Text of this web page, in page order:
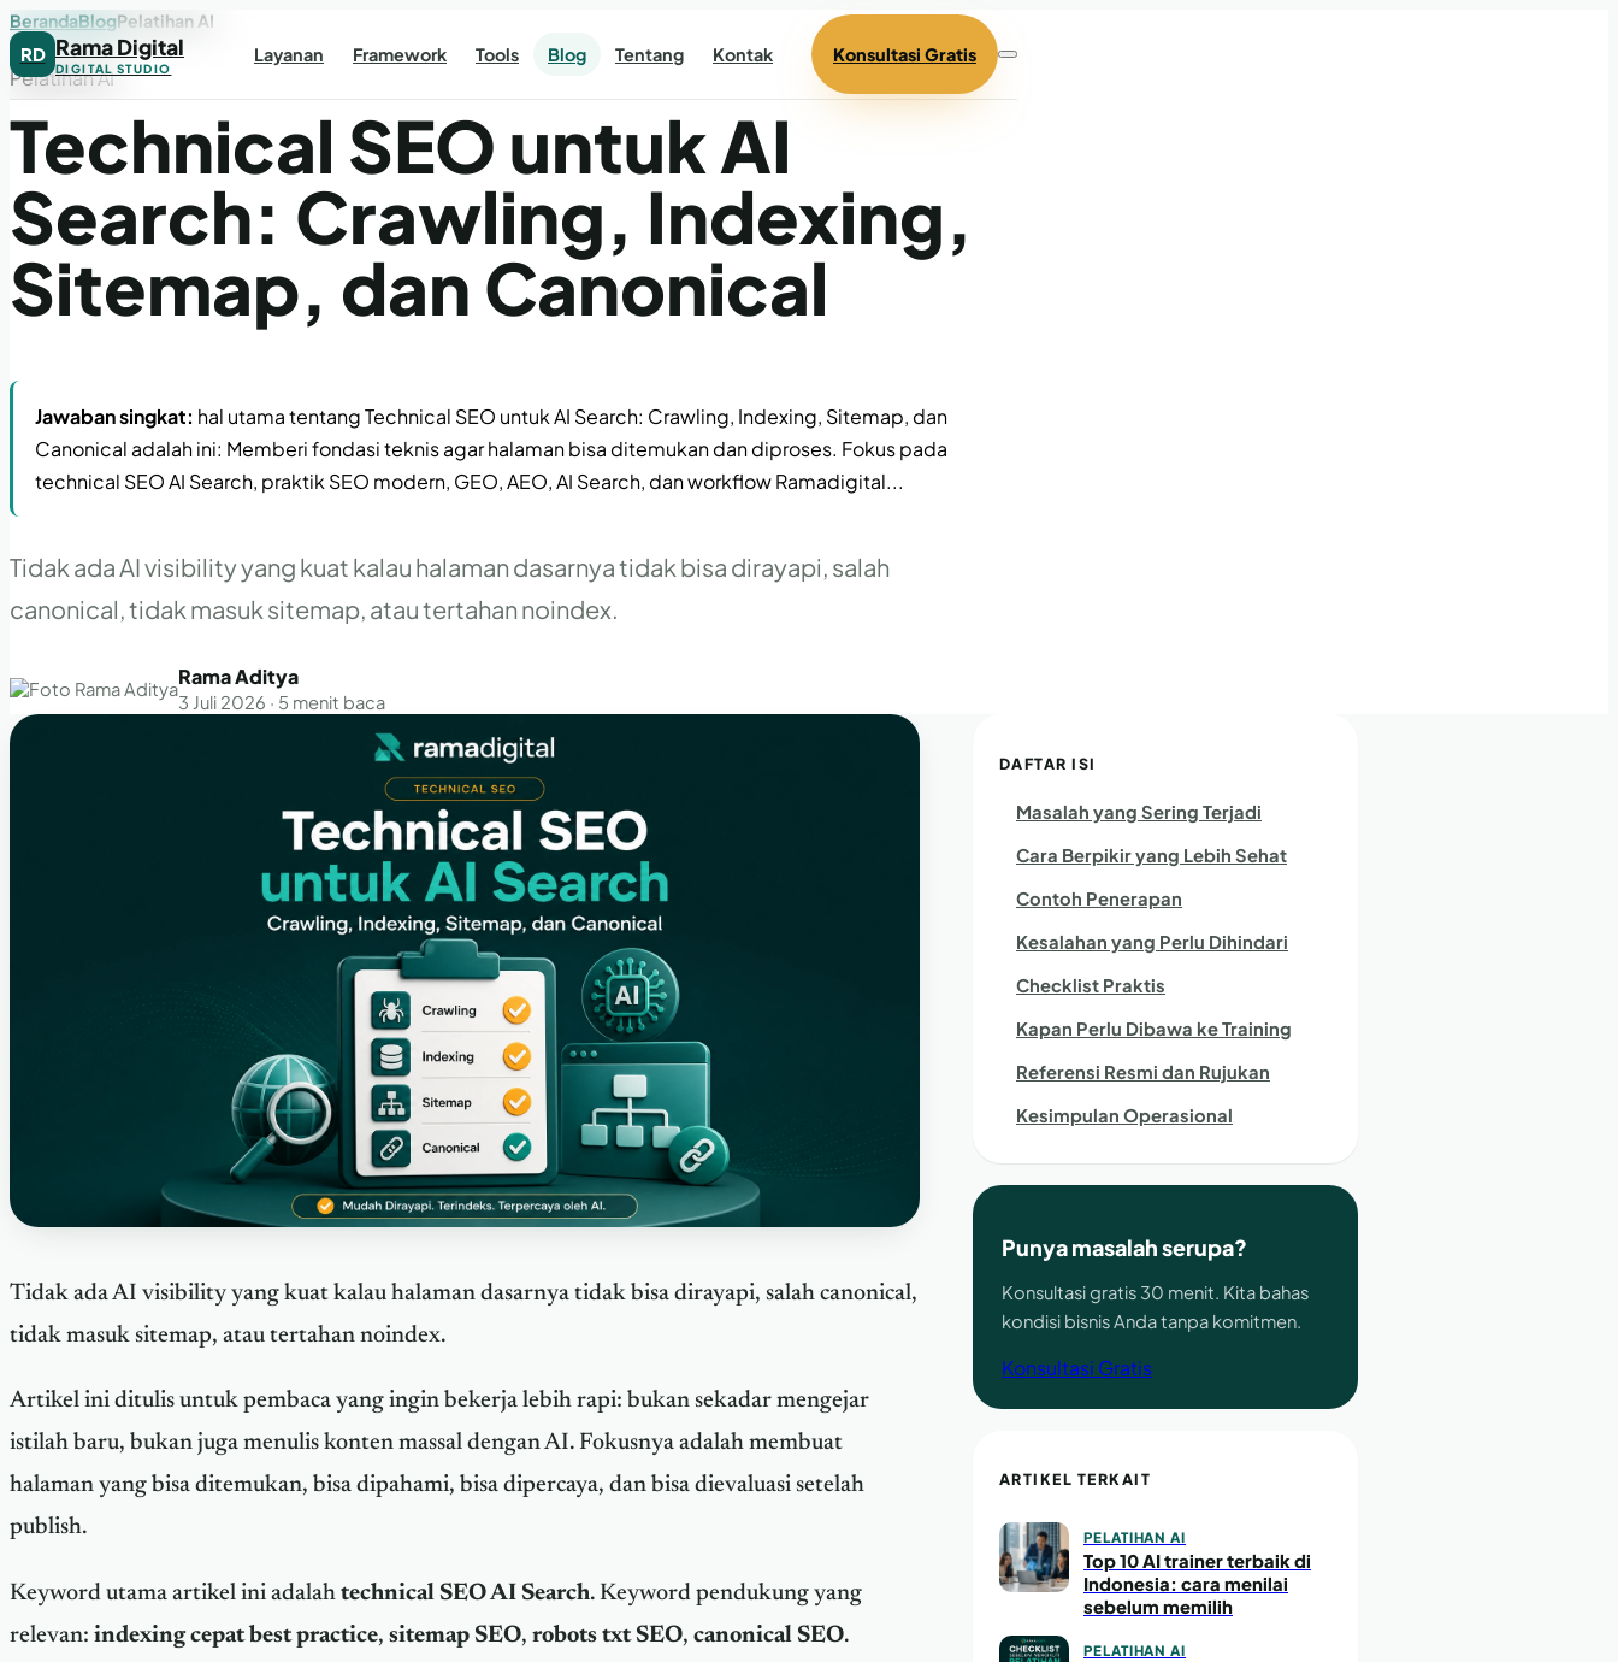
RD Rama Digital
DIGITAL STUDIO
Layanan Framework Tools Blog Tentang Kontak Konsultasi Gratis
BerandaBlogPelatihan AI
Pelatihan AI
Technical SEO untuk AI
Search: Crawling, Indexing,
Sitemap, dan Canonical
Jawaban singkat: hal utama tentang Technical SEO untuk AI Search: Crawling, Indexing, Sitemap, dan
Canonical adalah ini: Memberi fondasi teknis agar halaman bisa ditemukan dan diproses. Fokus pada
technical SEO AI Search, praktik SEO modern, GEO, AEO, AI Search, dan workflow Ramadigital...
Tidak ada AI visibility yang kuat kalau halaman dasarnya tidak bisa dirayapi, salah
canonical, tidak masuk sitemap, atau tertahan noindex.
Rama Aditya
3 Juli 2026 · 5 menit baca
Tidak ada AI visibility yang kuat kalau halaman dasarnya tidak bisa dirayapi, salah canonical,
tidak masuk sitemap, atau tertahan noindex.
Artikel ini ditulis untuk pembaca yang ingin bekerja lebih rapi: bukan sekadar mengejar
istilah baru, bukan juga menulis konten massal dengan AI. Fokusnya adalah membuat
halaman yang bisa ditemukan, bisa dipahami, bisa dipercaya, dan bisa dievaluasi setelah
publish.
Keyword utama artikel ini adalah technical SEO AI Search. Keyword pendukung yang
relevan: indexing cepat best practice, sitemap SEO, robots txt SEO, canonical SEO.
DAFTAR ISI
Masalah yang Sering Terjadi
Cara Berpikir yang Lebih Sehat
Contoh Penerapan
Kesalahan yang Perlu Dihindari
Checklist Praktis
Kapan Perlu Dibawa ke Training
Referensi Resmi dan Rujukan
Kesimpulan Operasional
Punya masalah serupa?
Konsultasi gratis 30 menit. Kita bahas
kondisi bisnis Anda tanpa komitmen.
Konsultasi Gratis
ARTIKEL TERKAIT
PELATIHAN AI
Top 10 AI trainer terbaik di
Indonesia: cara menilai
sebelum memilih
PELATIHAN AI